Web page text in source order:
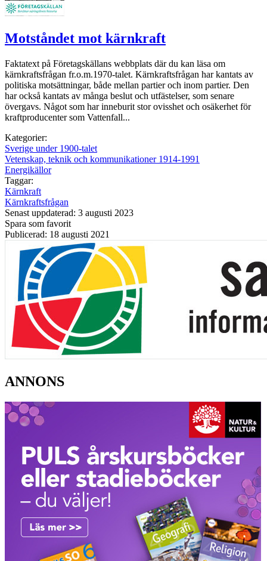
Motståndet mot kärnkraft
Faktatext på Företagskällans webbplats där du kan läsa om
kärnkraftsfrågan fr.o.m.1970-talet. Kärnkraftsfrågan har kantats av
politiska motsättningar, både mellan partier och inom partier. Den
har också kantats av många beslut och utfästelser, som senare
övergavs. Något som har inneburit stor ovisshet och osäkerhet för
kraftproducenter som Vattenfall...
Kategorier:
Sverige under 1900-talet
Vetenskap, teknik och kommunikationer 1914-1991
Energikällor
Taggar:
Kärnkraft
Kärnkraftsfrågan
Senast uppdaterad: 3 augusti 2023
Spara som favorit
Publicerad: 18 augusti 2021
ANNONS